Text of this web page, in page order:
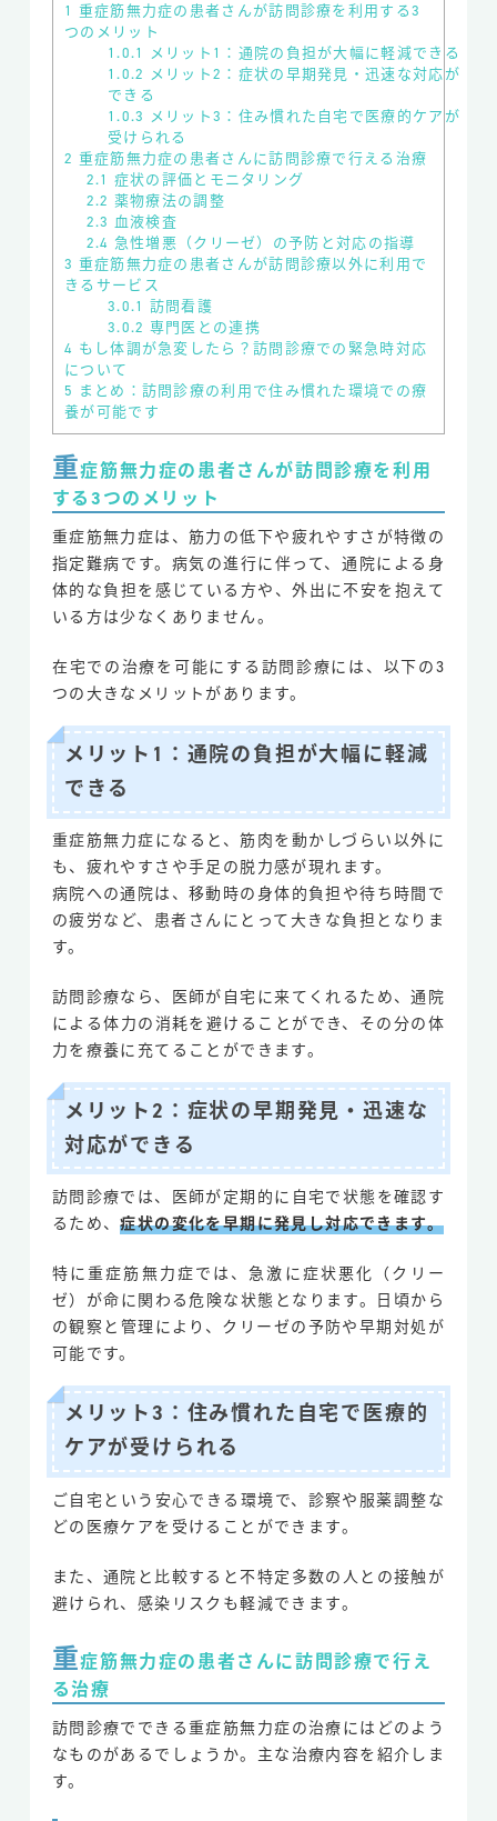
1 重症筋無力症の患者さんが訪問診療を利用する3
つのメリット
1.0.1 メリット1：通院の負担が大幅に軽減できる
1.0.2 メリット2：症状の早期発見・迅速な対応が
できる
1.0.3 メリット3：住み慣れた自宅で医療的ケアが
受けられる
2 重症筋無力症の患者さんに訪問診療で行える治療
2.1 症状の評価とモニタリング
2.2 薬物療法の調整
2.3 血液検査
2.4 急性増悪（クリーゼ）の予防と対応の指導
3 重症筋無力症の患者さんが訪問診療以外に利用で
きるサービス
3.0.1 訪問看護
3.0.2 専門医との連携
4 もし体調が急変したら？訪問診療での緊急時対応
について
5 まとめ：訪問診療の利用で住み慣れた環境での療
養が可能です
重症筋無力症の患者さんが訪問診療を利用
する3つのメリット
重症筋無力症は、筋力の低下や疲れやすさが特徴の
指定難病です。病気の進行に伴って、通院による身
体的な負担を感じている方や、外出に不安を抱えて
いる方は少なくありません。
在宅での治療を可能にする訪問診療には、以下の3
つの大きなメリットがあります。
メリット1：通院の負担が大幅に軽減
できる
重症筋無力症になると、筋肉を動かしづらい以外に
も、疲れやすさや手足の脱力感が現れます。
病院への通院は、移動時の身体的負担や待ち時間で
の疲労など、患者さんにとって大きな負担となりま
す。
訪問診療なら、医師が自宅に来てくれるため、通院
による体力の消耗を避けることができ、その分の体
力を療養に充てることができます。
メリット2：症状の早期発見・迅速な
対応ができる
訪問診療では、医師が定期的に自宅で状態を確認す
るため、症状の変化を早期に発見し対応できます。
特に重症筋無力症では、急激に症状悪化（クリー
ゼ）が命に関わる危険な状態となります。日頃から
の観察と管理により、クリーゼの予防や早期対処が
可能です。
メリット3：住み慣れた自宅で医療的
ケアが受けられる
ご自宅という安心できる環境で、診察や服薬調整な
どの医療ケアを受けることができます。
また、通院と比較すると不特定多数の人との接触が
避けられ、感染リスクも軽減できます。
重症筋無力症の患者さんに訪問診療で行え
る治療
訪問診療でできる重症筋無力症の治療にはどのよう
なものがあるでしょうか。主な治療内容を紹介しま
す。